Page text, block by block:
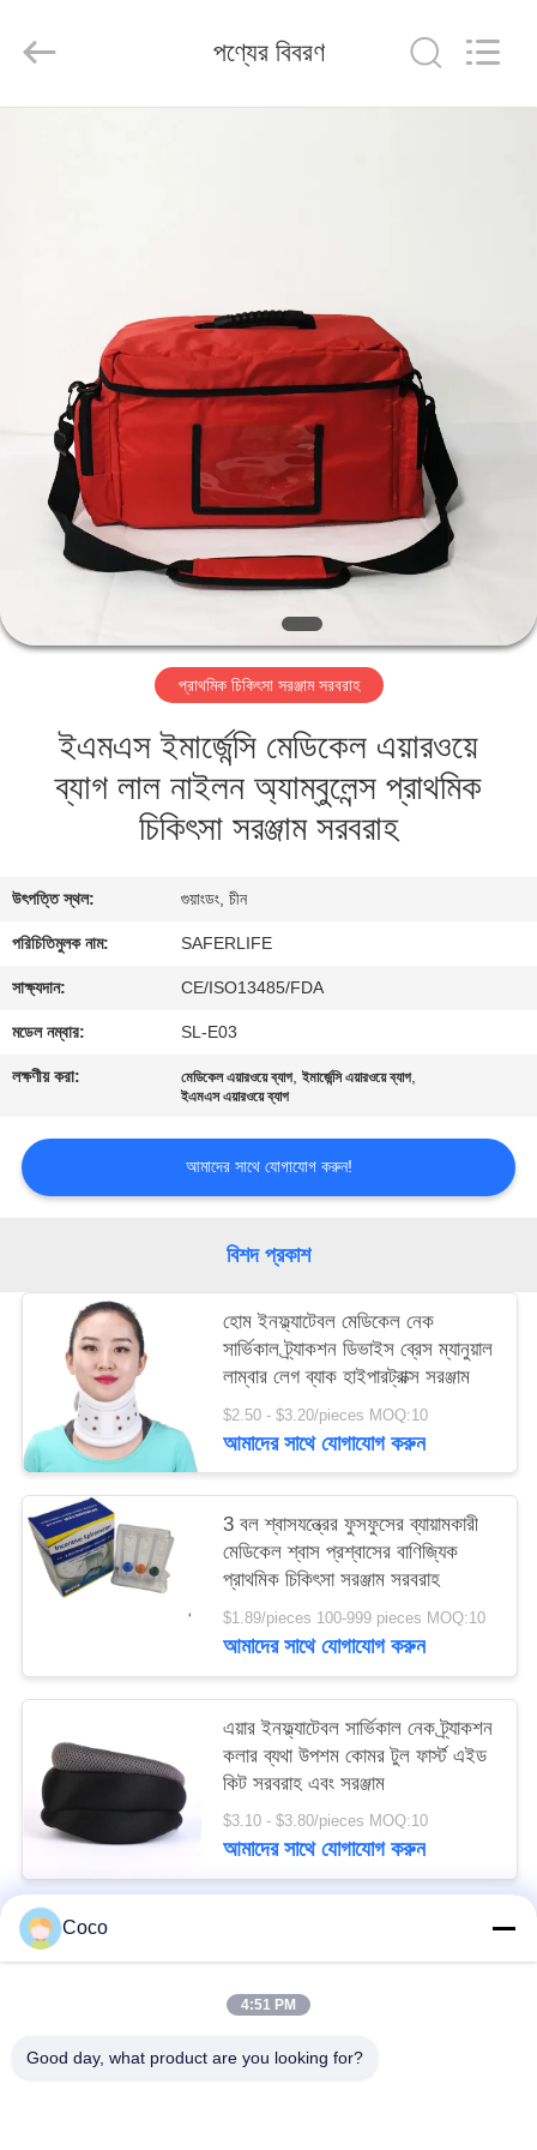
কারখানা
পরিদর্শন
গুণমান
নিয়ন্ত্রণ
আমাদের
একটি
উদ্ধৃতি
অনুরোধ
করুন
সাইট
ম্যাপ
নীতি
Co.,
Reserved.
পণ্যের বিবরণ
প্রাথমিক চিকিৎসা সরঞ্জাম সরবরাহ
ইএমএস ইমার্জেন্সি মেডিকেল এয়ারওয়ে
ব্যাগ লাল নাইলন অ্যাম্বুলেন্স প্রাথমিক
চিকিৎসা সরঞ্জাম সরবরাহ
উৎপত্তি স্থল: গুয়াংডং, চীন
পরিচিতিমুলক নাম: SAFERLIFE
সাক্ষ্যদান: CE/ISO13485/FDA
মডেল নম্বার: SL-E03
লক্ষণীয় করা: মেডিকেল এয়ারওয়ে ব্যাগ,ইমার্জেন্সি এয়ারওয়ে ব্যাগ,
ইএমএস এয়ারওয়ে ব্যাগ
আমাদের সাথে যোগাযোগ করুন!
বিশদ প্রকাশ
হোম ইনফ্ল্যাটেবল মেডিকেল নেক
সার্ভিকাল ট্র্যাকশন ডিভাইস ব্রেস ম্যানুয়াল
লাম্বার লেগ ব্যাক হাইপারট্রাক্স সরঞ্জাম
$2.50 - $3.20/pieces MOQ:10
আমাদের সাথে যোগাযোগ করুন
3 বল শ্বাসযন্ত্রের ফুসফুসের ব্যায়ামকারী
মেডিকেল শ্বাস প্রশ্বাসের বাণিজ্যিক
প্রাথমিক চিকিৎসা সরঞ্জাম সরবরাহ
$1.89/pieces 100-999 pieces MOQ:10
আমাদের সাথে যোগাযোগ করুন
এয়ার ইনফ্ল্যাটেবল সার্ভিকাল নেক ট্র্যাকশন
কলার ব্যথা উপশম কোমর টুল ফার্স্ট এইড
কিট সরবরাহ এবং সরঞ্জাম
$3.10 - $3.80/pieces MOQ:10
আমাদের সাথে যোগাযোগ করুন
Coco
4:51 PM
Good day, what product are you looking for?